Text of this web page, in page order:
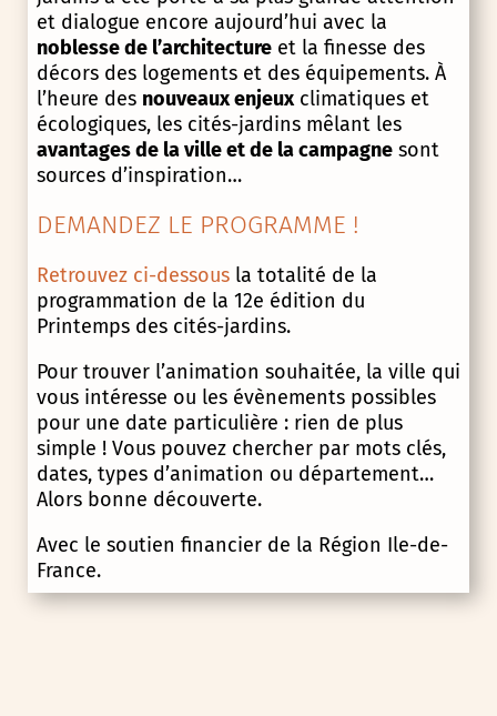
et dialogue encore aujourd’hui avec la
noblesse de l’architectureet la finesse des
décors des logements et des équipements. À
l’heure des nouveaux enjeuxclimatiques et
écologiques, les cités-jardins mêlant les
avantages de la ville et de la campagnesont
sources d’inspiration…
DEMANDEZ LE PROGRAMME !
Retrouvez ci-dessousla totalité de la
programmation de la 12e édition du
Printemps des cités-jardins.
Pour trouver l’animation souhaitée, la ville qui
vous intéresse ou les évènements possibles
pour une date particulière : rien de plus
simple ! Vous pouvez chercher par mots clés,
dates, types d’animation ou département…
Alors bonne découverte.
Avec le soutien financier de la Région Ile-de-
France.